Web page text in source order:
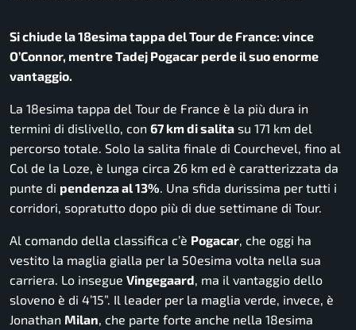
Si chiude la 18esima tappa del Tour de France: vince
O’Connor, mentre Tadej Pogacar perde il suo enorme
vantaggio.
La 18esima tappa del Tour de France è la più dura in
termini di dislivello, con 67 km di salita su 171 km del
percorso totale. Solo la salita finale di Courchevel, fino al
Col de la Loze, è lunga circa 26 km ed è caratterizzata da
punte di pendenza al 13%. Una sfida durissima per tutti i
corridori, sopratutto dopo più di due settimane di Tour.
Al comando della classifica c’è Pogacar, che oggi ha
vestito la maglia gialla per la 50esima volta nella sua
carriera. Lo insegue Vingegaard, ma il vantaggio dello
sloveno è di 4’15”. Il leader per la maglia verde, invece, è
Jonathan Milan, che parte forte anche nella 18esima